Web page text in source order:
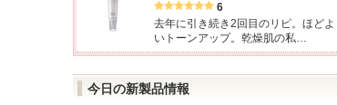
6
去年に引き続き2回目のリピ。ほどよ
いトーンアップ。乾燥肌の私…
今日の新製品情報